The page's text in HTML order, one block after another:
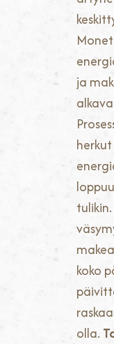
ja
koko
olla.